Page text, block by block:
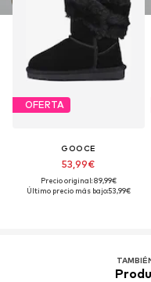
OFERTA
GOOCE
53,99€
Precio original: 89,99€
Último precio más bajo:53,99€